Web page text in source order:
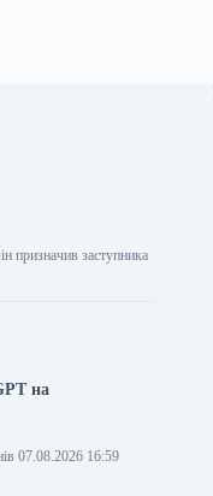
призначив заступника
на
07.08.2026 16:59